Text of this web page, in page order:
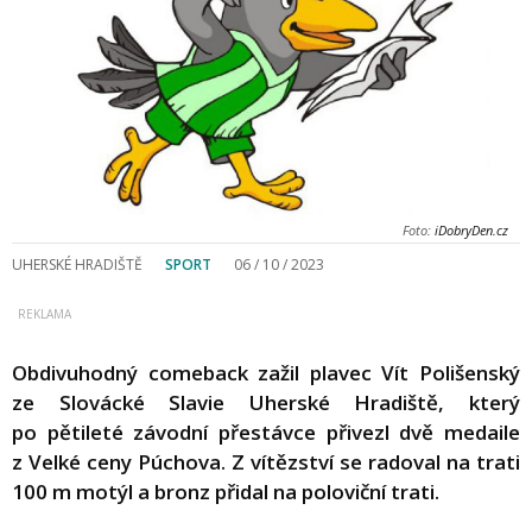
Foto: iDobryDen.cz
UHERSKÉ HRADIŠTĚ SPORT 06 / 10 / 2023
Obdivuhodný comeback zažil plavec Vít Polišenský
ze Slovácké Slavie Uherské Hradiště, který
po pětileté závodní přestávce přivezl dvě medaile
z Velké ceny Púchova. Z vítězství se radoval na trati
100 m motýl a bronz přidal na poloviční trati.